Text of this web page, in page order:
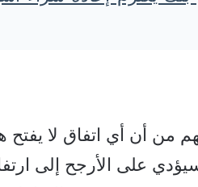
من أن أي اتفاق لا يفتح
على الأرجح إلى